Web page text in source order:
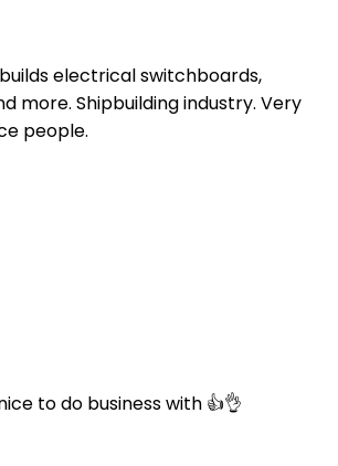
electrical switchboards,
more. Shipbuilding industry. Very
people.
to do business with 👍👌